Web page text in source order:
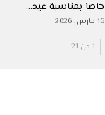
خاصا بمناسبة عيد…
16 مارس, 2026
1 من 21